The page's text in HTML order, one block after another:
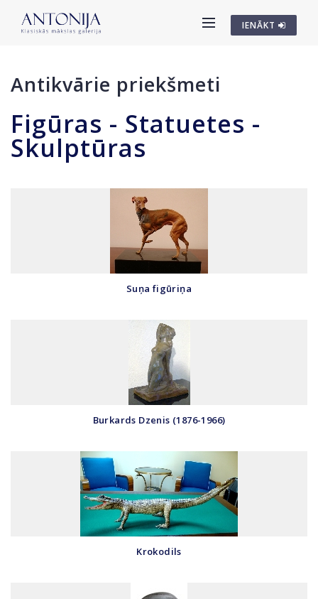
IENĀKT
Antikvārie priekšmeti
Figūras - Statuetes -
Skulptūras
Suņa figūriņa
Burkards Dzenis (1876-1966)
Krokodils